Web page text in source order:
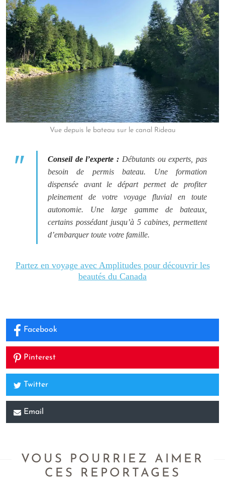
Vue depuis le bateau sur le canal Rideau
Conseil de l’experte: Débutants ou experts, pas
besoin de permis bateau. Une formation
dispensée avant le départ permet de profiter
pleinement de votre voyage fluvial en toute
autonomie. Une large gamme de bateaux,
certains possédant jusqu’à 5 cabines, permettent
d’embarquer toute votre famille.
Partez en voyage avec Amplitudes pour découvrir les
beautés du Canada
Facebook
Pinterest
Twitter
Email
VOUS POURRIEZ AIMER
CES REPORTAGES